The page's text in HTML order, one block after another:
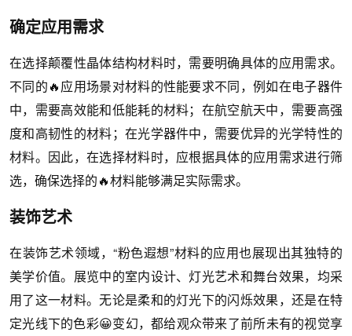
确定应用需求
在选择颠覆性晶体结构材料时，需要明确具体的应用需求。
不同的🔥应用场景对材料的性能要求不同，例如在电子器件
中，需要高效能和低能耗的材料；在航空航天中，需要高强
度和高韧性的材料；在光学器件中，需要优异的光学特性的
材料。因此，在选择材料时，应根据具体的应用需求进行筛
选，确保选择的🔥材料能够满足实际需求。
装饰艺术
在装饰艺术领域，“粉色遐想”材料的应用也展现出其独特的
美学价值。展览中的室内设计、灯光艺术和舞台效果，均采
用了这一材料。无论是柔和的灯光下的闪烁效果，还是在特
定光线下的色彩😀变幻，都给观众带来了前所未有的视觉享